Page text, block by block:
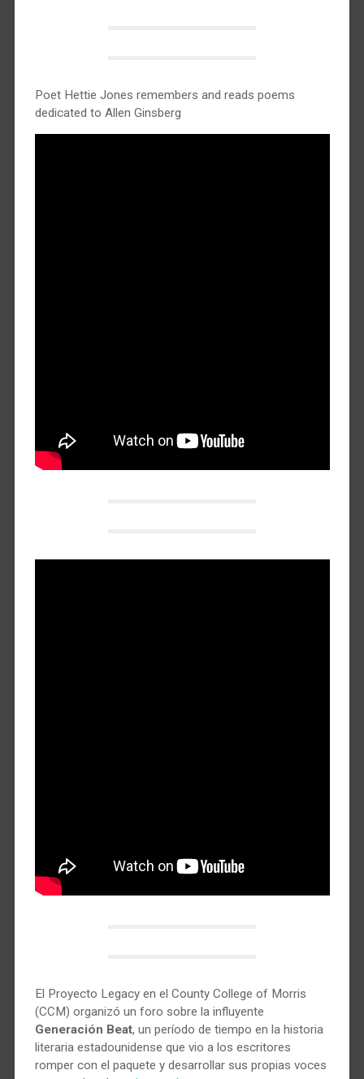
Poet Hettie Jones remembers and reads poems
dedicated to Allen Ginsberg
El Proyecto Legacy en el County College of Morris
(CCM) organizó un foro sobre la influyente
Generación Beat, un período de tiempo en la historia
literaria estadounidense que vio a los escritores
romper con el paquete y desarrollar sus propias voces